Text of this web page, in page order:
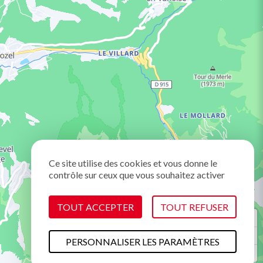
Ce site utilise des cookies et vous donne le
contrôle sur ceux que vous souhaitez activer
TOUT ACCEPTER TOUT REFUSER
PERSONNALISER LES PARAMÈTRES